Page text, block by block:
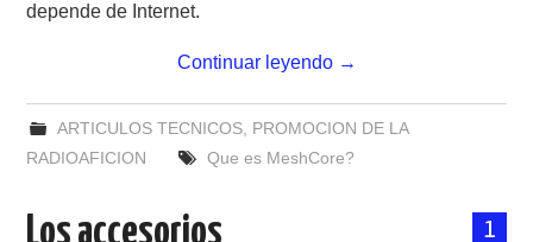
depende de Internet.
Continuar leyendo →
ARTICULOS TECNICOS, PROMOCION DE LA
RADIOAFICION
Que es MeshCore?
1